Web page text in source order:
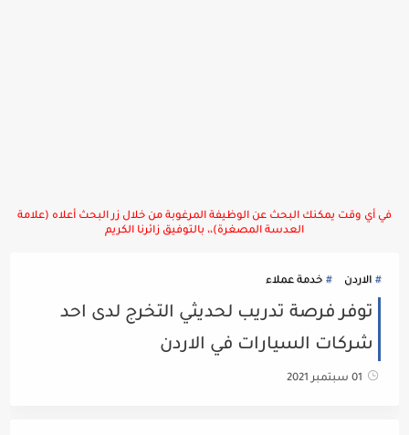
في أي وقت يمكنك البحث عن الوظيفة المرغوبة من خلال زر البحث أعلاه (علامة
العدسة المصغرة)،، بالتوفيق زائرنا الكريم
الاردن خدمة عملاء
توفر فرصة تدريب لحديثي التخرج لدى احد
شركات السيارات في الاردن
01 سبتمبر 2021